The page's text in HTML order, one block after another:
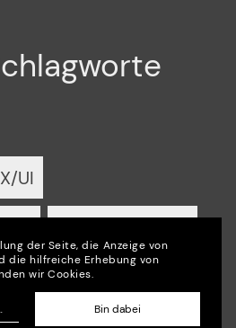
UI
Beratung
der Seite, die Anzeige von
die hilfreiche Erhebung von
wir Cookies.
Bin dabei